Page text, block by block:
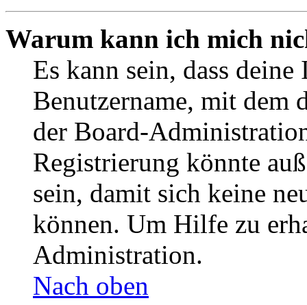
Warum kann ich mich
Es kann sein, dass
Benutzername, mit dem
der Board-
Registrierung könnte
sein, damit sich keine
können. Um Hilfe zu
Administration.
Nach oben